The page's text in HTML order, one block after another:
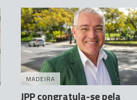
MADEIRA
JPP congratula-se pela